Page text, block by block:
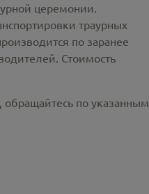
церемонии.
траурных
по заранее
Стоимость
обращайтесь по указанным